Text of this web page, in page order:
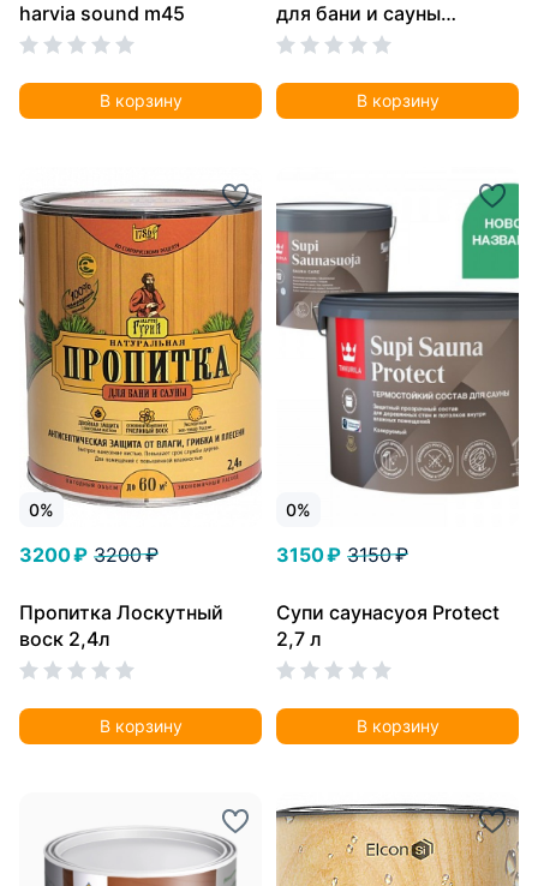
harvia sound m45
В корзину
для бани и сауны
“Стандарт” (1,2 Х 10) 100
В корзину
0%
3200 ₽ 3200 ₽
Пропитка Лоскутный
воск 2,4л
В корзину
0%
3150 ₽ 3150 ₽
Супи саунасуоя Protect
2,7 л
В корзину